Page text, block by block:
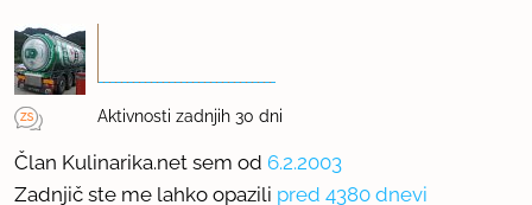
Aktivnosti zadnjih 30 dni
Član Kulinarika.net sem od 6.2.2003
Zadnjič ste me lahko opazili pred 4380 dnevi